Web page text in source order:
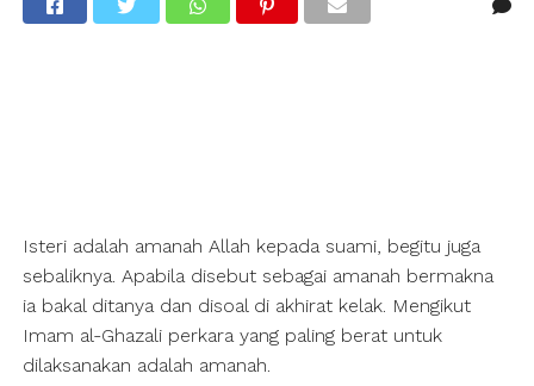
Isteri adalah amanah Allah kepada suami, begitu juga
sebaliknya. Apabila disebut sebagai amanah bermakna
ia bakal ditanya dan disoal di akhirat kelak. Mengikut
Imam al-Ghazali perkara yang paling berat untuk
dilaksanakan adalah amanah.